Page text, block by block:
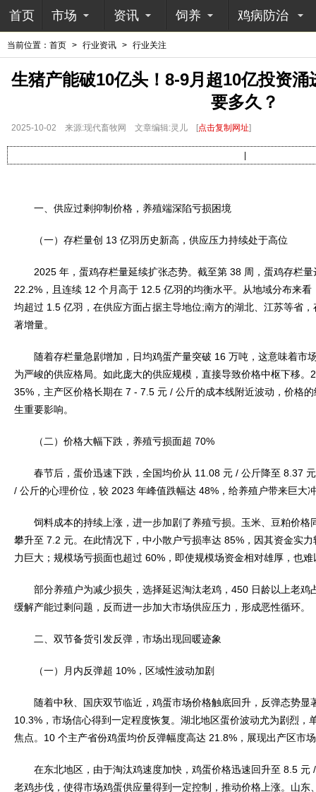
首页 市场 资讯 饲养 鸡病防治
当前位置： 首页 > 行业资讯 > 行业关注
生猪产能破10亿头！8-9月超10亿投资
要多久？
2025-10-02 来源:现代畜牧网 文章编辑:灵儿 [点击复制网址]
一、供应过剩抑制价格，养殖端深陷亏损困境
（一）存栏量创 13 亿羽历史新高，供应压力持续处于高位
2025 年，蛋鸡存栏量延续扩张态势。截至第 38 周，蛋鸡存栏量
22.2%，且连续 12 个月高于 12.5 亿羽的均衡水平。从地域分布来
均超过 1.5 亿羽，在供应方面占据主导地位;南方的湖北、江苏等省
著增量。
随着存栏量急剧增加，日均鸡蛋产量突破 16 万吨，这意味着市
为严峻的供应格局。如此庞大的供应规模，直接导致价格中枢下移
35%，主产区价格长期在 7 - 7.5 元 / 公斤的成本线附近波动，价格
生重要影响。
（二）价格大幅下跌，养殖亏损面超 70%
春节后，蛋价迅速下跌，全国均价从 11.08 元 / 公斤降至 8.37
/ 公斤的心理价位，较 2023 年峰值跌幅达 48%，给养殖户带来巨大
饲料成本的持续上涨，进一步加剧了养殖亏损。玉米、豆粕价格
攀升至 7.2 元。在此情况下，中小散户亏损率达 85%，因其资金实
力巨大；规模场亏损面也超过 60%，即使规模场资金相对雄厚，也
部分养殖户为减少损失，选择延迟淘汰老鸡，450 日龄以上老鸡
缓解产能过剩问题，反而进一步加大市场供应压力，形成恶性循环。
二、双节备货引发反弹，市场出现回暖迹象
（一）月内反弹超 10%，区域性波动加剧
随着中秋、国庆双节临近，鸡蛋市场价格触底回升，反弹态势显
10.3%，市场信心得到一定程度恢复。湖北地区蛋价波动尤为剧烈，
焦点。10 个主产省份鸡蛋均价反弹幅度高达 21.8%，展现出产区市
在东北地区，由于淘汰鸡速度加快，鸡蛋价格迅速回升至 8.5 元
老鸡步伐，使得市场鸡蛋供应量得到一定控制，推动价格上涨。山东